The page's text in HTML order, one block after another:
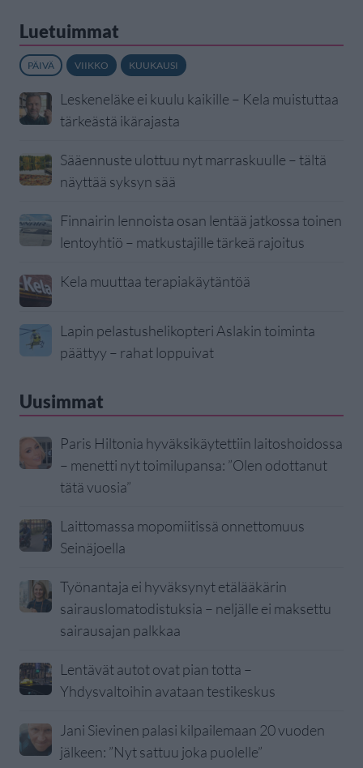
Luetuimmat
PÄIVÄ VIIKKO KUUKAUSI
Leskeneläke ei kuulu kaikille – Kela muistuttaa
tärkeästä ikärajasta
Sääennuste ulottuu nyt marraskuulle – tältä
näyttää syksyn sää
Finnairin lennoista osan lentää jatkossa toinen
lentoyhtiö – matkustajille tärkeä rajoitus
Kela muuttaa terapiakäytäntöä
Lapin pelastushelikopteri Aslakin toiminta
päättyy – rahat loppuivat
Uusimmat
Paris Hiltonia hyväksikäytettiin laitoshoidossa
– menetti nyt toimilupansa: ”Olen odottanut
tätä vuosia”
Laittomassa mopomiitissä onnettomuus
Seinäjoella
Työnantaja ei hyväksynyt etälääkärin
sairauslomatodistuksia – neljälle ei maksettu
sairausajan palkkaa
Lentävät autot ovat pian totta –
Yhdysvaltoihin avataan testikeskus
Jani Sievinen palasi kilpailemaan 20 vuoden
jälkeen: ”Nyt sattuu joka puolelle”